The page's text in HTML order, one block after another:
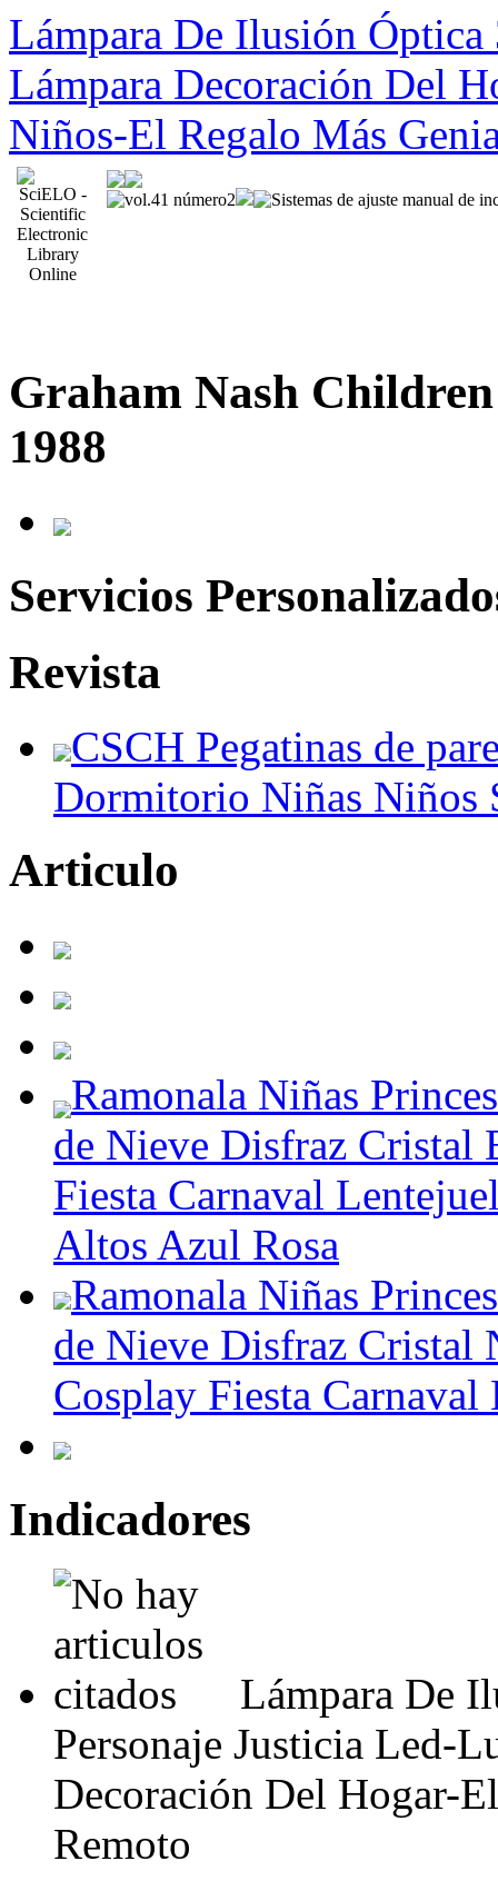
Lámpara De Ilusión
Lámpara Decoración Del
Niños-El Regalo Más
Graham Nash
1988
Servicios
Revista
CSCH Pegatinas de
Dormitorio Niñas Niños
Articulo
Ramonala Niñas
de Nieve Disfraz Cristal
Fiesta Carnaval
Altos Azul Rosa
Ramonala Niñas
de Nieve Disfraz Cristal
Cosplay Fiesta
Indicadores
Lámpara De
Personaje Justicia Led-
Decoración Del Hogar-
Remoto